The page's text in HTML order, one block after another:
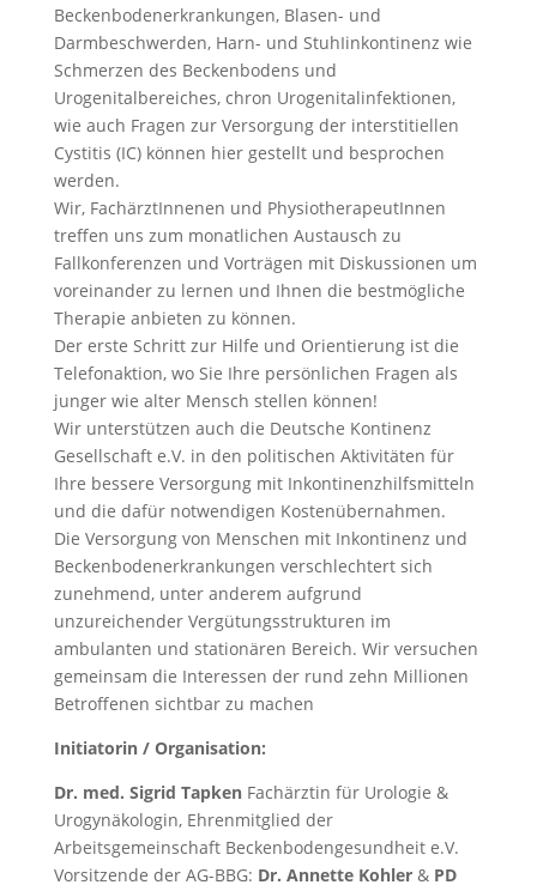
Beckenbodenerkrankungen, Blasen- und
Darmbeschwerden, Harn- und StuhIinkontinenz wie
Schmerzen des Beckenbodens und
Urogenitalbereiches, chron Urogenitalinfektionen,
wie auch Fragen zur Versorgung der interstitiellen
Cystitis (IC) können hier gestellt und besprochen
werden.
Wir, FachärztInnenen und PhysiotherapeutInnen
treffen uns zum monatlichen Austausch zu
Fallkonferenzen und Vorträgen mit Diskussionen um
voreinander zu lernen und Ihnen die bestmögliche
Therapie anbieten zu können.
Der erste Schritt zur Hilfe und Orientierung ist die
Telefonaktion, wo Sie Ihre persönlichen Fragen als
junger wie alter Mensch stellen können!
Wir unterstützen auch die Deutsche Kontinenz
Gesellschaft e.V. in den politischen Aktivitäten für
Ihre bessere Versorgung mit Inkontinenzhilfsmitteln
und die dafür notwendigen Kostenübernahmen.
Die Versorgung von Menschen mit Inkontinenz und
Beckenbodenerkrankungen verschlechtert sich
zunehmend, unter anderem aufgrund
unzureichender Vergütungsstrukturen im
ambulanten und stationären Bereich. Wir versuchen
gemeinsam die Interessen der rund zehn Millionen
Betroffenen sichtbar zu machen
Initiatorin / Organisation:
Dr. med. Sigrid TapkenFachärztin für Urologie &
Urogynäkologin, Ehrenmitglied der
Arbeitsgemeinschaft Beckenbodengesundheit e.V.
Vorsitzende der AG-BBG: Dr. Annette Kohler& PD